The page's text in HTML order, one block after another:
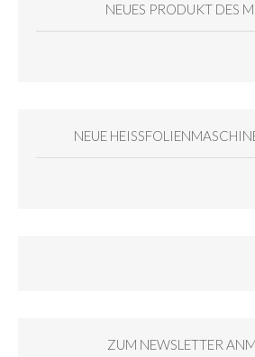
NEUES PRODUKT DES
NEUE
ZUM NEWSLETTER